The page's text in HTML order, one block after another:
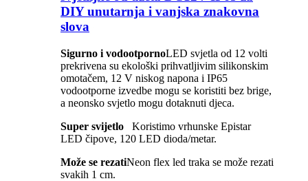
DIY unutarnja i vanjska znakovna
slova
Sigurno i vodootpornoLED svjetla od 12 volti
prekrivena su ekološki prihvatljivim silikonskim
omotačem, 12 V niskog napona i IP65
vodootporne izvedbe mogu se koristiti bez brige,
a neonsko svjetlo mogu dotaknuti djeca.
Super svijetlo
Koristimo vrhunske Epistar
LED čipove, 120 LED dioda/metar.
Može se rezatiNeon flex led traka se može rezati
svakih 1 cm.